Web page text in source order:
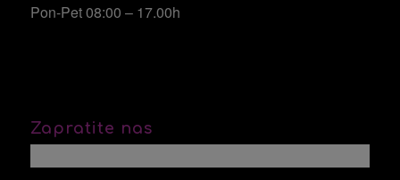
Pon-Pet 08:00 – 17.00h
Zapratite nas